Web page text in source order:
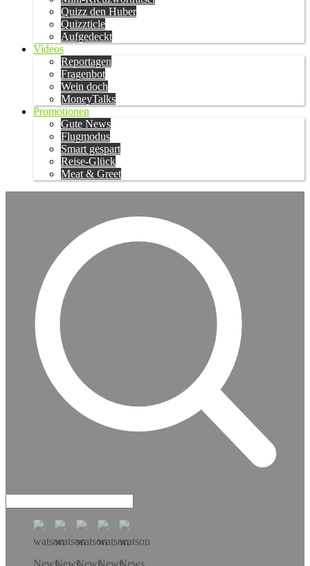
Quizz den Huber
Quizzticle
Aufgedeckt
Videos
Reportagen
Fragenbot
Wein doch
MoneyTalks
Promotionen
Gute News
Flugmodus
Smart gespart
Reise-Glück
Meat & Greet